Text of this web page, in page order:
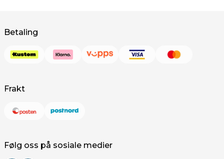
Betaling
Frakt
Følg oss på sosiale medier